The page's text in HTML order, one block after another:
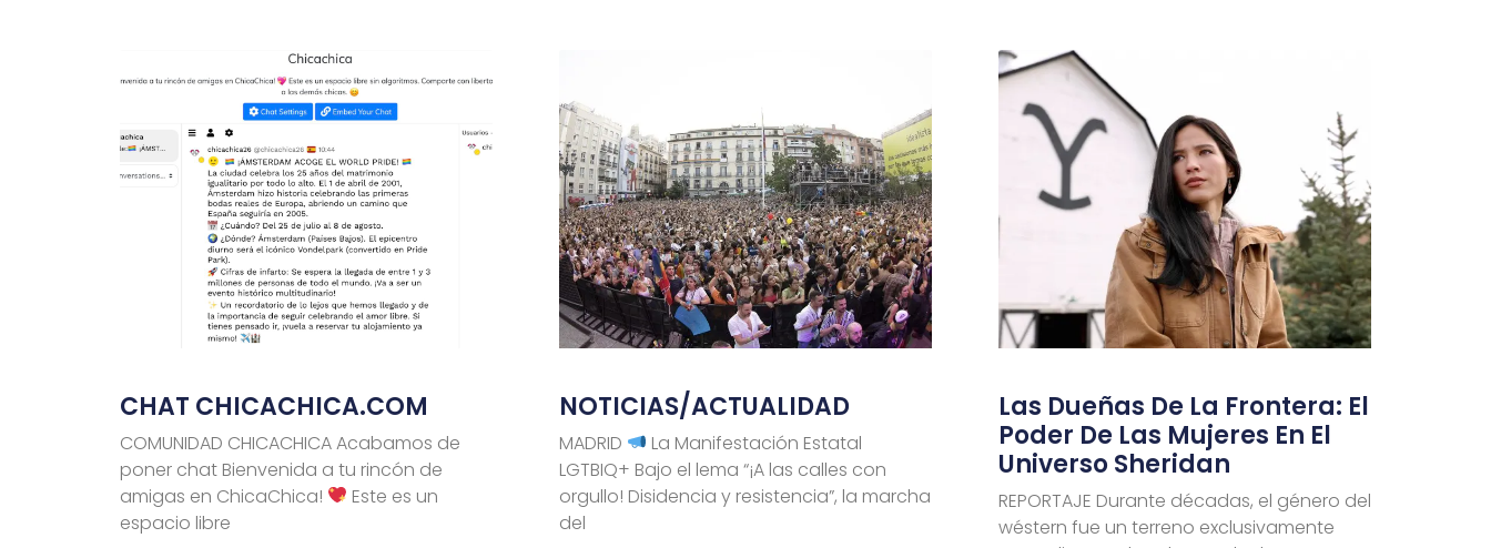
CHAT CHICACHICA.COM
COMUNIDAD CHICACHICA Acabamos de
poner chat Bienvenida a tu rincón de
amigas en ChicaChica!
Este es un
espacio libre
NOTICIAS/ACTUALIDAD
MADRID
La Manifestación Estatal
LGTBIQ+ Bajo el lema “¡A las calles con
orgullo! Disidencia y resistencia”, la marcha
del
Las Dueñas De La Frontera: El
Poder De Las Mujeres En El
Universo Sheridan
REPORTAJE Durante décadas, el género del
wéstern fue un terreno exclusivamente